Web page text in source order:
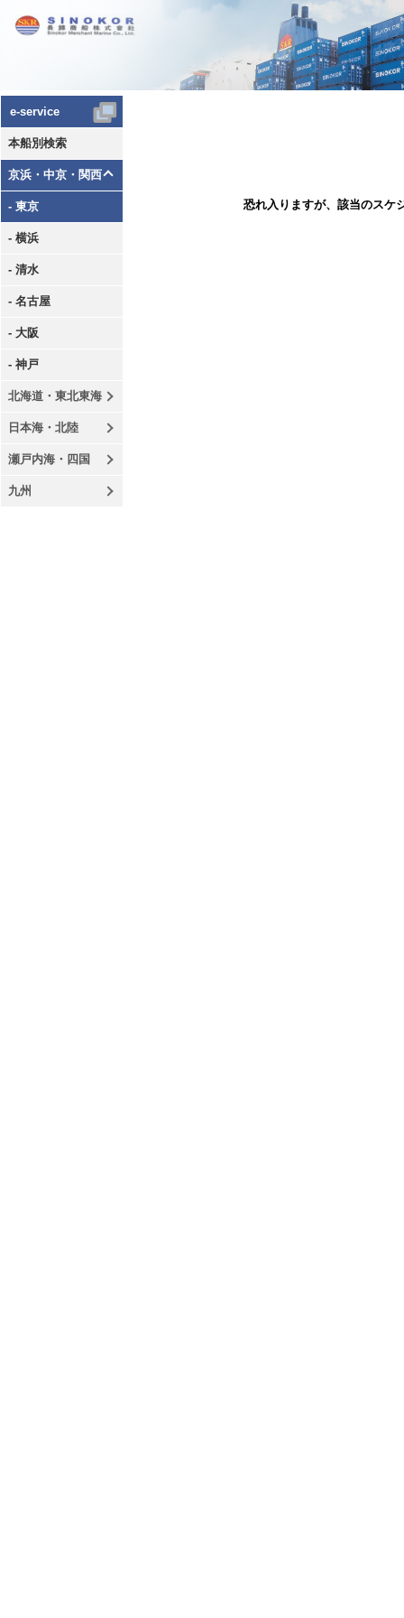
e-service
本船別検索
京浜・中京・関西
- 東京
- 横浜
- 清水
- 名古屋
- 大阪
- 神戸
北海道・東北東海
日本海・北陸
瀬戸内海・四国
九州
恐れ入りますが、該当のスケ